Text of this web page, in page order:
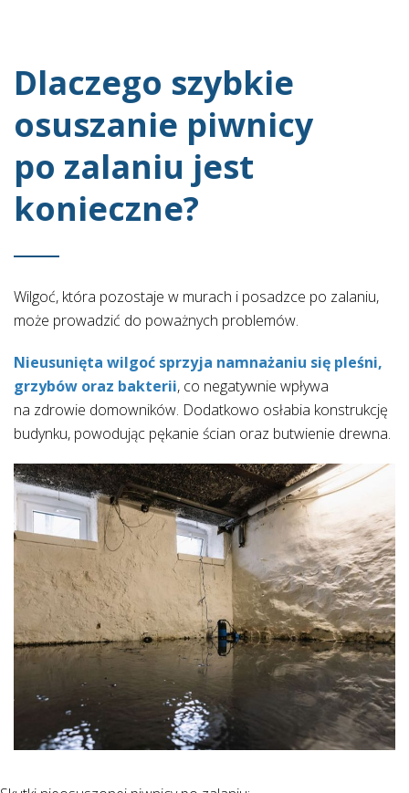
Dlaczego szybkie
osuszanie piwnicy
po zalaniu jest
konieczne?
Wilgoć, która pozostaje w murach i posadzce po zalaniu,
może prowadzić do poważnych problemów.
Nieusunięta wilgoć sprzyja namnażaniu się pleśni,
grzybów oraz bakterii, co negatywnie wpływa
na zdrowie domowników. Dodatkowo osłabia konstrukcję
budynku, powodując pękanie ścian oraz butwienie drewna.